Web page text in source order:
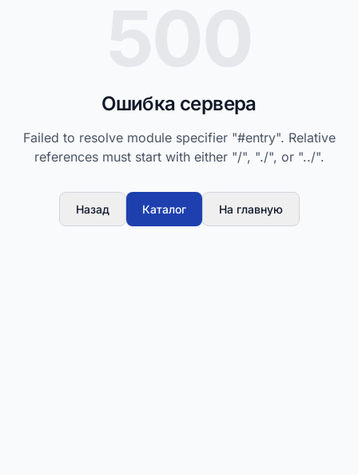
Ошибка сервера
Failed to resolve module specifier "#entry". Relative
references must start with either "/", "./", or "../".
Назад Каталог На главную